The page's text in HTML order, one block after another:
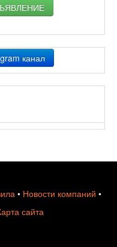
канал
• Новости компаний •
сайта